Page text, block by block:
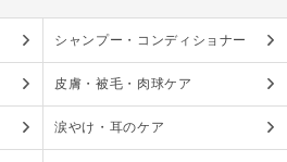
シャンプー・コンディショナー
皮膚・被毛・肉球ケア
涙やけ・耳のケア